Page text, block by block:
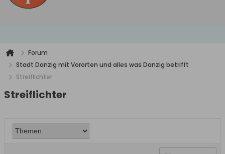
Forum
Stadt Danzig mit Vororten und alles was Danzig betrifft
Streiflichter
Streiflichter